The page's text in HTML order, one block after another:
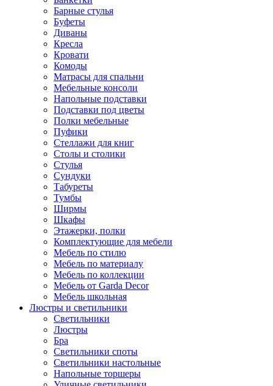
Барные стулья
Буфеты
Диваны
Кресла
Кровати
Комоды
Матрасы для спальни
Мебельные консоли
Напольные подставки
Подставки под цветы
Полки мебельные
Пуфики
Стеллажи для книг
Столы и столики
Стулья
Сундуки
Табуреты
Тумбы
Ширмы
Шкафы
Этажерки, полки
Комплектующие для мебели
Мебель по стилю
Мебель по материалу
Мебель по коллекции
Мебель от Garda Decor
Мебель школьная
Люстры и светильники
Светильники
Люстры
Бра
Светильники споты
Светильники настольные
Напольные торшеры